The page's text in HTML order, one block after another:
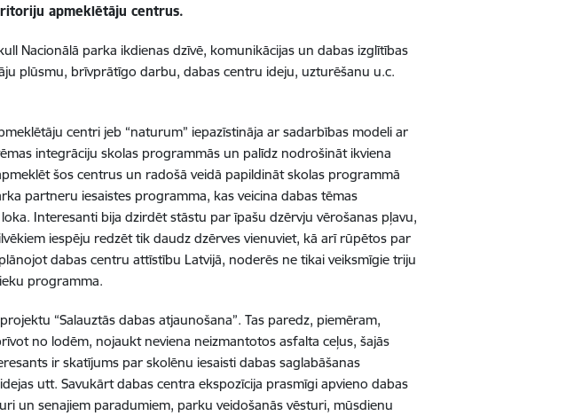
apmeklētāju centrus.
Nacionālā parka ikdienas dzīvē, komunikācijas un dabas izglītības
plūsmu, brīvprātīgo darbu, dabas centru ideju, uzturēšanu u.c.
centri jeb “naturum” iepazīstināja ar sadarbības modeli ar
integrāciju skolas programmās un palīdz nodrošināt ikviena
šos centrus un radošā veidā papildināt skolas programmā
partneru iesaistes programma, kas veicina dabas tēmas
Interesanti bija dzirdēt stāstu par īpašu dzērvju vērošanas pļavu,
iespēju redzēt tik daudz dzērves vienuviet, kā arī rūpētos par
dabas centru attīstību Latvijā, noderēs ne tikai veiksmīgie triju
programma.
“Salauztās dabas atjaunošana”. Tas paredz, piemēram,
no lodēm, nojaukt neviena neizmantotos asfalta ceļus, šajās
ir skatījums par skolēnu iesaisti dabas saglabāšanas
utt. Savukārt dabas centra ekspozīcija prasmīgi apvieno dabas
un senajiem paradumiem, parku veidošanās vēsturi, mūsdienu